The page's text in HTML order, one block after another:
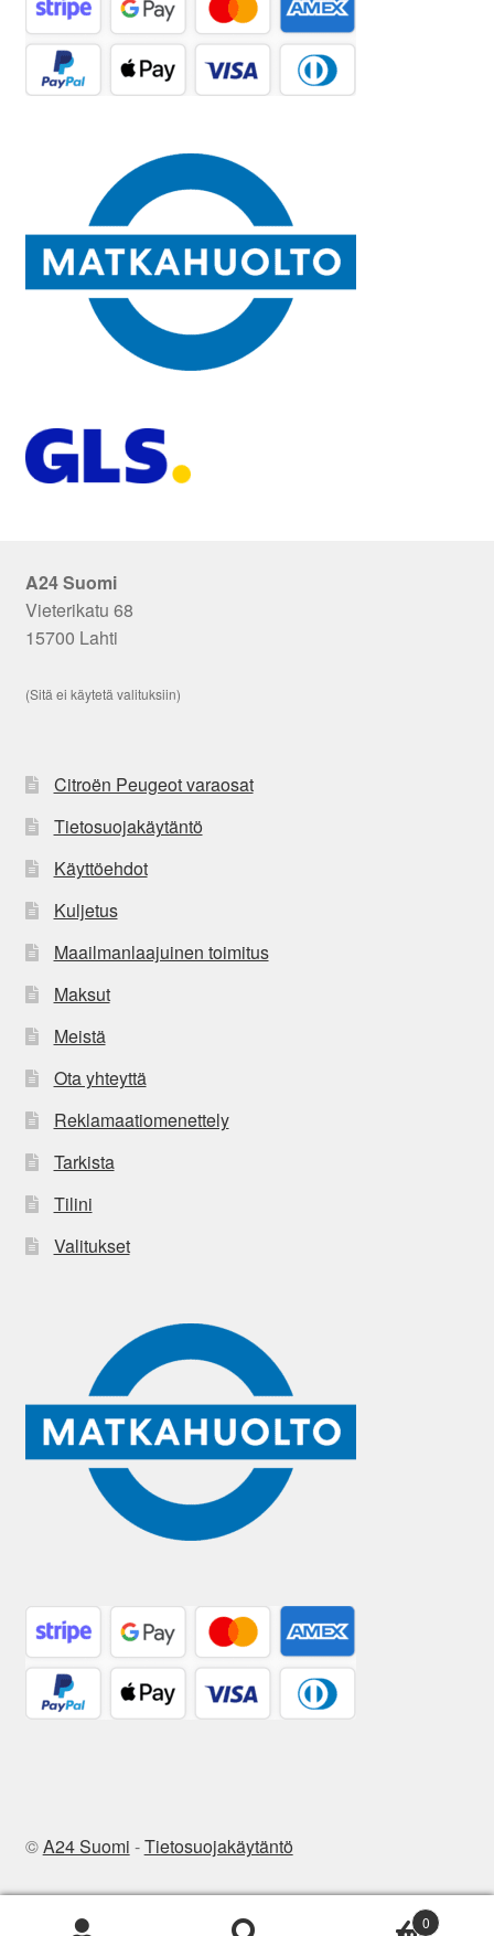
A24 Suomi
Vieterikatu 68
15700 Lahti
(Sitä ei käytetä valituksiin)
Citroën Peugeot varaosat
Tietosuojakäytäntö
Käyttöehdot
Kuljetus
Maailmanlaajuinen toimitus
Maksut
Meistä
Ota yhteyttä
Reklamaatiomenettely
Tarkista
Tilini
Valitukset
©A24 Suomi -Tietosuojakäytäntö
0